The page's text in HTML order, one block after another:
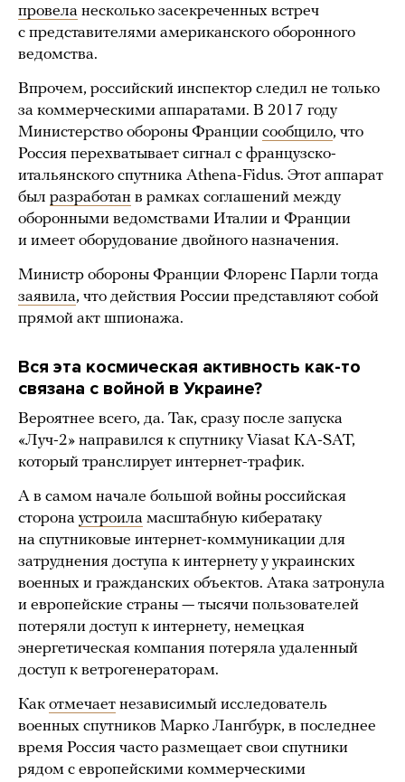
провела несколько засекреченных встреч
с представителями американского оборонного
ведомства.
Впрочем, российский инспектор следил не только
за коммерческими аппаратами. В 2017 году
Министерство обороны Франции сообщило, что
Россия перехватывает сигнал с французско-
итальянского спутника Athena-Fidus. Этот аппарат
был разработан в рамках соглашений между
оборонными ведомствами Италии и Франции
и имеет оборудование двойного назначения.
Министр обороны Франции Флоренс Парли тогда
заявила, что действия России представляют собой
прямой акт шпионажа.
Вся эта космическая активность как-то
связана с войной в Украине?
Вероятнее всего, да. Так, сразу после запуска
«Луч-2» направился к спутнику Viasat KA-SAT,
который транслирует интернет-трафик.
А в самом начале большой войны российская
сторона устроила масштабную кибератаку
на спутниковые интернет-коммуникации для
затруднения доступа к интернету у украинских
военных и гражданских объектов. Атака затронула
и европейские страны — тысячи пользователей
потеряли доступ к интернету, немецкая
энергетическая компания потеряла удаленный
доступ к ветрогенераторам.
Как отмечает независимый исследователь
военных спутников Марко Лангбурк, в последнее
время Россия часто размещает свои спутники
рядом с европейскими коммерческими